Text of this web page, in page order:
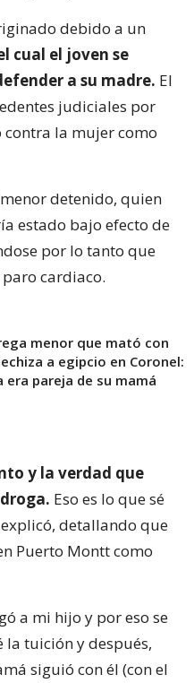
debido a un
cual el joven se
a su madre. El
judiciales por
la mujer como
detenido, quien
estado bajo efecto de
por lo tanto que
cardiaco.
menor que mató con
a egipcio en Coronel:
era pareja de su mamá
y la verdad que
Eso es lo que sé
detallando que
Puerto Montt como
a mi hijo y por eso se
la tuición y después,
siguió con él (con el